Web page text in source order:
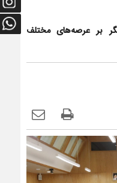
بر عرصه‌های مختلف